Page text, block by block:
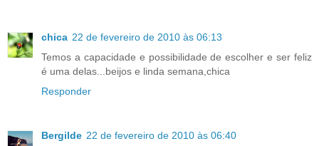
chica 22 de fevereiro de 2010 às 06:13
Temos a capacidade e possibilidade de escolher e ser feliz
é uma delas...beijos e linda semana,chica
Responder
Bergilde 22 de fevereiro de 2010 às 06:40